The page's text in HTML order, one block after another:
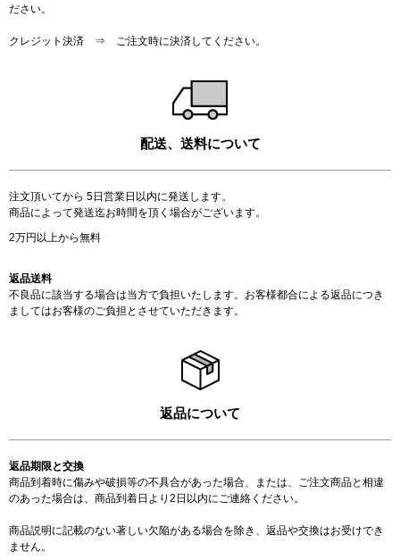
ださい。
クレジット決済 ⇒ ご注文時に決済してください。
配送、送料について
注文頂いてから 5日営業日以内に発送します。
商品によって発送迄お時間を頂く場合がございます。
2万円以上から無料
返品送料
不良品に該当する場合は当方で負担いたします。お客様都合による返品につき
ましてはお客様のご負担とさせていただきます。
返品について
返品期限と交換
商品到着時に傷みや破損等の不具合があった場合、または、ご注文商品と相違
のあった場合は、商品到着日より2日以内にご連絡ください。
商品説明に記載のない著しい欠陥がある場合を除き、返品や交換はお受けでき
ません。